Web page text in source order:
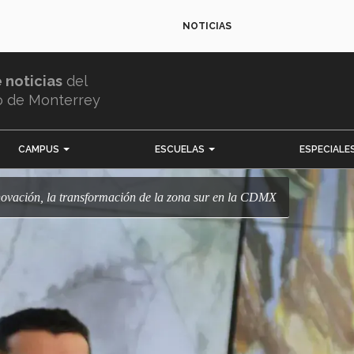
NOTICIAS
noticias del
de Monterrey
CAMPUS ESCUELAS
la transformación de la zona sur en la CDMX